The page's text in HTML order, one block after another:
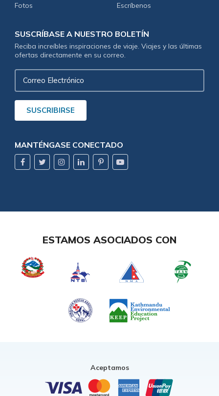
Fotos Escríbenos
SUSCRÍBASE A NUESTRO BOLETÍN
Reciba increíbles inspiraciones de viaje. Viajes y las últimas
ofertas directamente en su correo.
Correo
Electrónico
SUSCRIBIRSE
MANTÉNGASE CONECTADO
ESTAMOS ASOCIADOS CON
Aceptamos